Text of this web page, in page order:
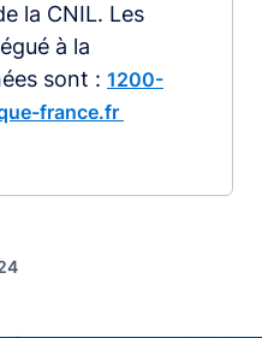
la CNIL. Les
à la
sont : 1200-
france.fr